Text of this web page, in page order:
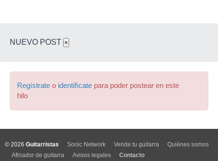
NUEVO POST ×
Regístrate o identifícate para poder postear en este
hilo
© 2026 Guitarristas Sonic Network Vende tu guitarra
Quiénes somos
Afinador de guitarra
Avisos legales Contacto